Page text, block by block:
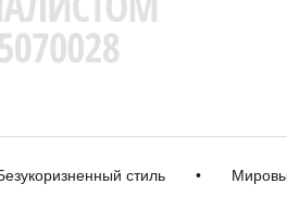
стиль • Мировые